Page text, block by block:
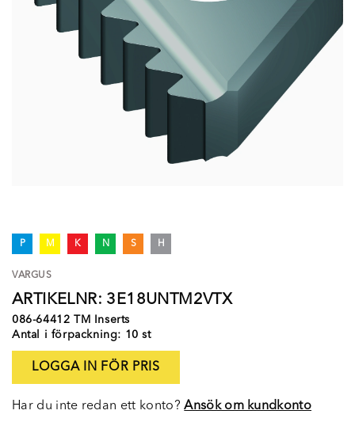
P M K N S H
VARGUS
ARTIKELNR: 3E18UNTM2VTX
086-64412 TM Inserts
Antal i förpackning: 10 st
LOGGA IN FÖR PRIS
Har du inte redan ett konto?Ansök om kundkonto